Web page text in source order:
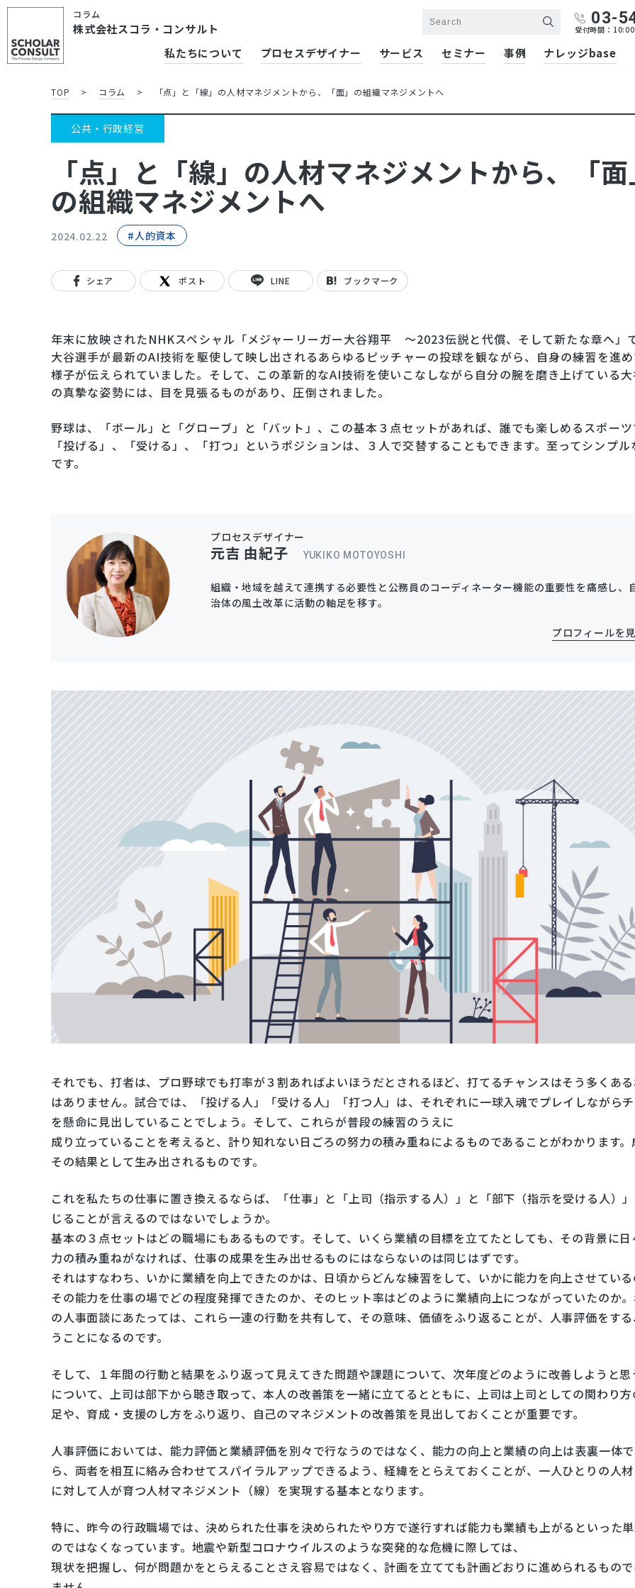
コラム
株式会社スコラ・コンサルト
03-
受付時間：
私たちについて プロセスデザイナー サービス セミナー 事例 ナレッジbase
TOP > コラム > 「点」と「線」の人材マネジメントから、「面」の組織マネジメントへ
公共・行政経営
「点」と「線」の人材マネジメントから、「
の組織マネジメントへ
2024.02.22 #人的資本
シェア ポスト LINE ブックマーク
年末に放映されたNHKスペシャル「メジャーリーガー大谷翔平 ～2023伝説と代償、そして新たな章へ」
大谷選手が最新のAI技術を駆使して映し出されるあらゆるピッチャーの投球を観ながら、自身の練習を進
様子が伝えられていました。そして、この革新的なAI技術を使いこなしながら自分の腕を磨き上げている
の真摯な姿勢には、目を見張るものがあり、圧倒されました。
野球は、「ボール」と「グローブ」と「バット」、この基本３点セットがあれば、誰でも楽しめるスポー
「投げる」、「受ける」、「打つ」というポジションは、３人で交替することもできます。至ってシンプル
です。
プロセスデザイナー
元吉 由紀子 YUKIKO MOTOYOSHI
組織・地域を越えて連携する必要性と公務員のコーディネーター機能の重要性を痛感し、
治体の風土改革に活動の軸足を移す。
プロフィールを
それでも、打者は、プロ野球でも打率が３割あればよいほうだとされるほど、打てるチャンスはそう多くあ
はありません。試合では、「投げる人」「受ける人」「打つ人」は、それぞれに一球入魂でプレイしながら
を懸命に見出していることでしょう。そして、これらが普段の練習のうえに
成り立っていることを考えると、計り知れない日ごろの努力の積み重ねによるものであることがわかります
その結果として生み出されるものです。
これを私たちの仕事に置き換えるならば、「仕事」と「上司（指示する人）」と「部下（指示を受ける人）
じることが言えるのではないでしょうか。
基本の３点セットはどの職場にもあるものです。そして、いくら業績の目標を立てたとしても、その背景に
力の積み重ねがなければ、仕事の成果を生み出せるものにはならないのは同じはずです。
それはすなわち、いかに業績を向上できたのかは、日頃からどんな練習をして、いかに能力を向上させてい
その能力を仕事の場でどの程度発揮できたのか、そのヒット率はどのように業績向上につながっていたのか
の人事面談にあたっては、これら一連の行動を共有して、その意味、価値をふり返ることが、人事評価をす
うことになるのです。
そして、１年間の行動と結果をふり返って見えてきた問題や課題について、次年度どのように改善しようと
について、上司は部下から聴き取って、本人の改善策を一緒に立てるとともに、上司は上司としての関わり
足や、育成・支援のし方をふり返り、自己のマネジメントの改善策を見出しておくことが重要です。
人事評価においては、能力評価と業績評価を別々で行なうのではなく、能力の向上と業績の向上は表裏一体
ら、両者を相互に絡み合わせてスパイラルアップできるよう、経緯をとらえておくことが、一人ひとりの人
に対して人が育つ人材マネジメント（線）を実現する基本となります。
特に、昨今の行政職場では、決められた仕事を決められたやり方で遂行すれば能力も業績も上がるといった
のではなくなっています。地震や新型コロナウイルスのような突発的な危機に際しては、
現状を把握し、何が問題かをとらえることさえ容易ではなく、計画を立てても計画どおりに進められるもの